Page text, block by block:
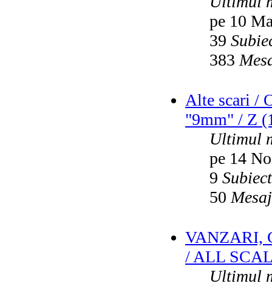
pe 10
39
383
Alte scari /
"9mm" / Z
Ultimul
pe 14
9
50
VANZARI,
/ ALL
Ultimul